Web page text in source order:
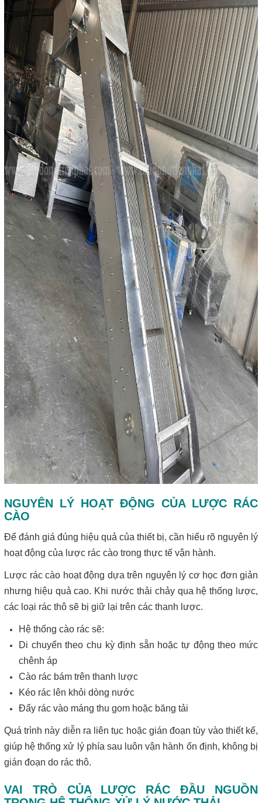
NGUYÊN LÝ HOẠT ĐỘNG CỦA LƯỢC RÁC
CÀO
Để đánh giá đúng hiệu quả của thiết bị, cần hiểu rõ nguyên lý
hoạt động của lược rác cào trong thực tế vận hành.
Lược rác cào hoạt động dựa trên nguyên lý cơ học đơn giản
nhưng hiệu quả cao. Khi nước thải chảy qua hệ thống lược,
các loại rác thô sẽ bị giữ lại trên các thanh lược.
Hệ thống cào rác sẽ:
Di chuyển theo chu kỳ định sẵn hoặc tự động theo mức
chênh áp
Cào rác bám trên thanh lược
Kéo rác lên khỏi dòng nước
Đẩy rác vào máng thu gom hoặc băng tải
Quá trình này diễn ra liên tục hoặc gián đoạn tùy vào thiết kế,
giúp hệ thống xử lý phía sau luôn vận hành ổn định, không bị
gián đoạn do rác thô.
VAI TRÒ CỦA LƯỢC RÁC ĐẦU NGUỒN